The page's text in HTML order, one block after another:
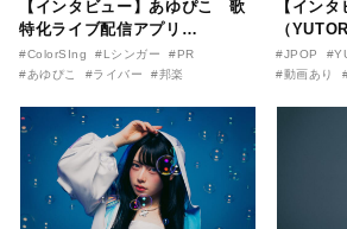
【インタビュー】あゆぴこ 歌
特化ライブ配信アプリ
『ColorSing』にて「やったる
ぞ！」をテーマに活躍中の美容
ル曲「Life」と歌への想いを語
#ColorSIng #Lシンガー
#PR
#あゆぴこ
#ライバー #邦楽
【イン
（
デビュー
た想いと
#JPOP
#動画あり